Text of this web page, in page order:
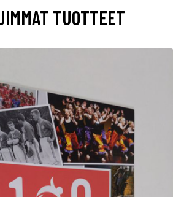
TUOTTEET